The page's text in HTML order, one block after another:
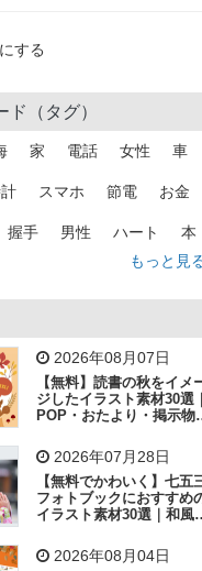
する
ド（タグ）
家 電話 女性 車
スマホ 節電 お金
握手 男性 ハート 本
トラック 木
ビル 魚 家族 書類
社 太陽 キラキラ
葉 相談 ピクトグラム
もっと見
2026年08月07日
【無料】読書の秋をイメ
ジしたイラスト素材30選｜
POP・おたより・掲示物
2026年07月28日
【無料でかわいく】七五
フォトブックにおすすめ
イラスト素材30選｜和風
2026年08月04日